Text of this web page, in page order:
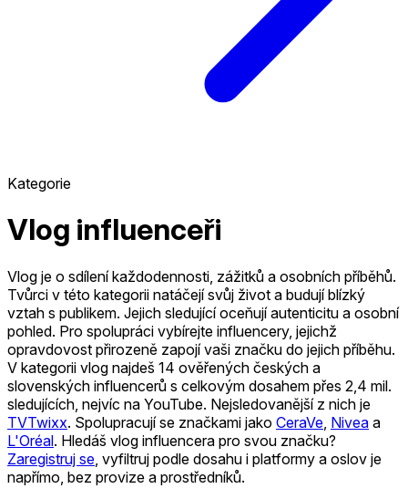
Kategorie
Vlog influenceři
Vlog je o sdílení každodennosti, zážitků a osobních příběhů.
Tvůrci v této kategorii natáčejí svůj život a budují blízký
vztah s publikem. Jejich sledující oceňují autenticitu a osobní
pohled. Pro spolupráci vybírejte influencery, jejichž
opravdovost přirozeně zapojí vaši značku do jejich příběhu.
V kategorii vlog najdeš 14 ověřených českých a
slovenských influencerů s celkovým dosahem přes 2,4 mil.
sledujících, nejvíc na YouTube. Nejsledovanější z nich je
TVTwixx. Spolupracují se značkami jako CeraVe Nivea a
L'Oréal. Hledáš vlog influencera pro svou značku?
Zaregistruj se , vyfiltruj podle dosahu i platformy a oslov je
napřímo, bez provize a prostředníků.